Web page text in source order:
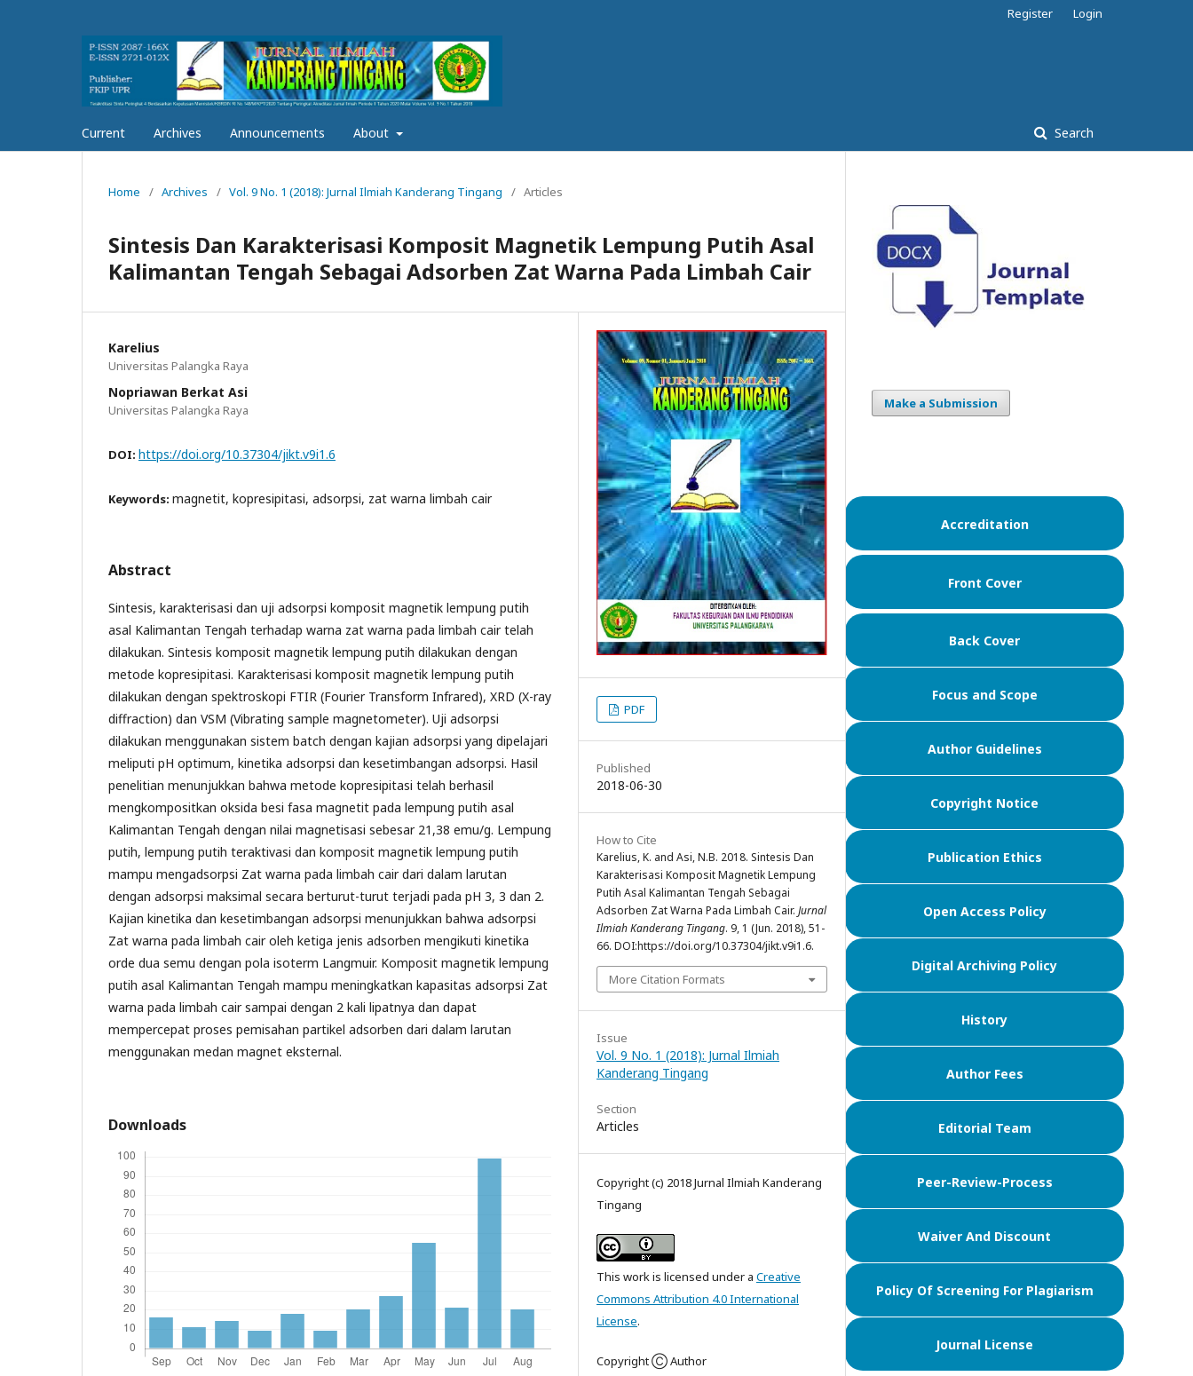
Current Archives Announcements About Search
Register Login
Home / Archives / Vol. 9 No. 1 (2018): Jurnal Ilmiah Kanderang Tingang / Articles
Sintesis Dan Karakterisasi Komposit Magnetik Lempung Putih Asal
Kalimantan Tengah Sebagai Adsorben Zat Warna Pada Limbah Cair
Karelius
Universitas Palangka Raya
Nopriawan Berkat Asi
Universitas Palangka Raya
DOI: https://doi.org/10.37304/jikt.v9i1.6
Keywords: magnetit, kopresipitasi, adsorpsi, zat warna limbah cair
Abstract
Sintesis, karakterisasi dan uji adsorpsi komposit magnetik lempung putih
asal Kalimantan Tengah terhadap warna zat warna pada limbah cair telah
dilakukan. Sintesis komposit magnetik lempung putih dilakukan dengan
metode kopresipitasi. Karakterisasi komposit magnetik lempung putih
dilakukan dengan spektroskopi FTIR (Fourier Transform Infrared), XRD (X-ray
diffraction) dan VSM (Vibrating sample magnetometer). Uji adsorpsi
dilakukan menggunakan sistem batch dengan kajian adsorpsi yang dipelajari
meliputi pH optimum, kinetika adsorpsi dan kesetimbangan adsorpsi. Hasil
penelitian menunjukkan bahwa metode kopresipitasi telah berhasil
mengkompositkan oksida besi fasa magnetit pada lempung putih asal
Kalimantan Tengah dengan nilai magnetisasi sebesar 21,38 emu/g. Lempung
putih, lempung putih teraktivasi dan komposit magnetik lempung putih
mampu mengadsorpsi Zat warna pada limbah cair dari dalam larutan
dengan adsorpsi maksimal secara berturut-turut terjadi pada pH 3, 3 dan 2.
Kajian kinetika dan kesetimbangan adsorpsi menunjukkan bahwa adsorpsi
Zat warna pada limbah cair oleh ketiga jenis adsorben mengikuti kinetika
orde dua semu dengan pola isoterm Langmuir. Komposit magnetik lempung
putih asal Kalimantan Tengah mampu meningkatkan kapasitas adsorpsi Zat
warna pada limbah cair sampai dengan 2 kali lipatnya dan dapat
mempercepat proses pemisahan partikel adsorben dari dalam larutan
menggunakan medan magnet eksternal.
Downloads
PDF
Published
2018-06-30
How to Cite
Karelius, K. and Asi, N.B. 2018. Sintesis Dan
Karakterisasi Komposit Magnetik Lempung
Putih Asal Kalimantan Tengah Sebagai
Adsorben Zat Warna Pada Limbah Cair. Jurnal
Ilmiah Kanderang Tingang. 9, 1 (Jun. 2018), 51-
66. DOI:https://doi.org/10.37304/jikt.v9i1.6.
More Citation Formats
Issue
Vol. 9 No. 1 (2018): Jurnal Ilmiah
Kanderang Tingang
Section
Articles
Copyright (c) 2018 Jurnal Ilmiah Kanderang
Tingang
This work is licensed under a Creative
Commons Attribution 4.0 International
License.
Copyright Ⓒ Author
Make a Submission
Accreditation
Front Cover
Back Cover
Focus and Scope
Author Guidelines
Copyright Notice
Publication Ethics
Open Access Policy
Digital Archiving Policy
History
Author Fees
Editorial Team
Peer-Review-Process
Waiver And Discount
Policy Of Screening For Plagiarism
Journal License